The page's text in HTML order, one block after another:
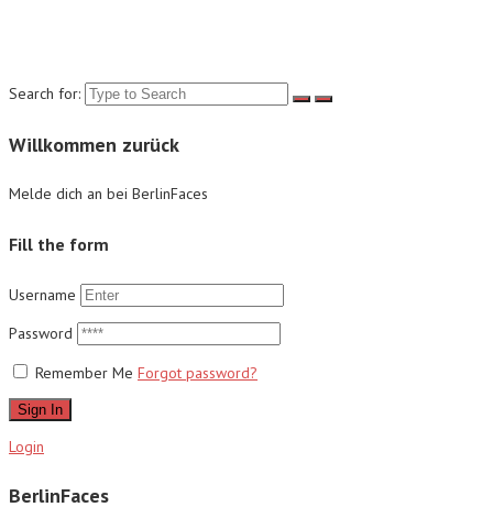
Search for:
Willkommen zurück
Melde dich an bei BerlinFaces
Fill the form
Username
Password
Remember Me Forgot password?
Sign In
Login
BerlinFaces